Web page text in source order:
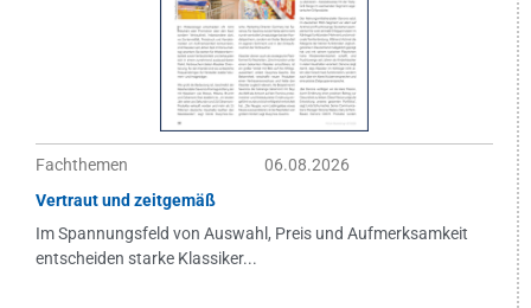
Fachthemen
06.08.2026
Vertraut und zeitgemäß
Im Spannungsfeld von Auswahl, Preis und Aufmerksamkeit
entscheiden starke Klassiker...